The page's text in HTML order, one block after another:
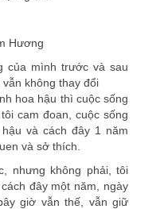
của mình trước và sau
không thay đổi
hoa hậu thì cuộc sống
cam đoan, cuộc sống
và cách đây 1 năm
và sở thích.
nhưng không phải, tôi
đây một năm, ngày
giờ vẫn thế, vẫn giữ